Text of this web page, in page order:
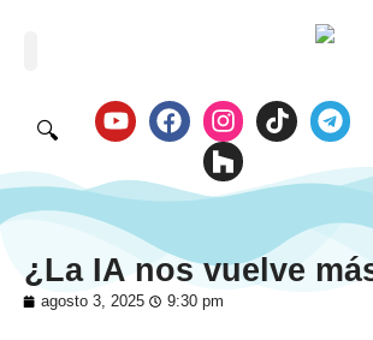
🔍
¿La IA nos vuelve
agosto 3, 2025 9:30 pm